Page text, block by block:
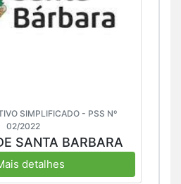
SIMPLIFICADO - PSS Nº
02/2022
SANTA BARBARA
detalhes